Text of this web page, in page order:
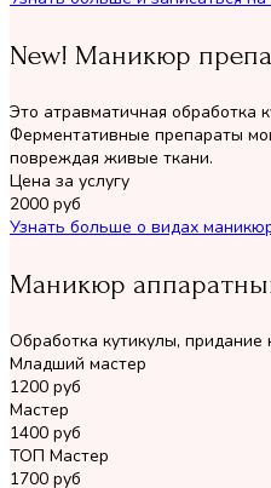
New! Маникюр
Это атравматичная обработка
Ферментативные препараты
повреждая живые ткани.
Цена за услугу
2000 руб
Узнать больше о видах
Маникюр
Обработка кутикулы,
Младший мастер
1200 руб
Мастер
1400 руб
ТОП Мастер
1700 руб